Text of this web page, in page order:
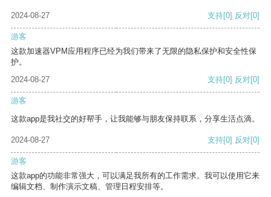
2024-08-27 支持[0] 反对[0]
游客
这款加速器VPM应用程序已经为我们带来了无限的隐私保护和安全性保
护。
2024-08-27
支持[0] 反对[0]
游客
这款app是我社交的好帮手，让我能够与朋友保持联系，分享生活点滴。
2024-08-27 支持[0] 反对[0]
游客
这款app的功能非常强大，可以满足我所有的工作需求。我可以使用它来
编辑文档、制作演示文稿、管理日程安排等。